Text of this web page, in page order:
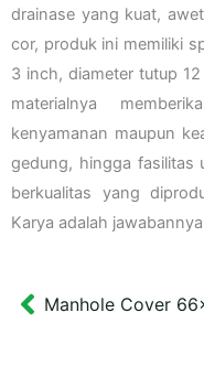
drainase yang kuat,
cor, produk ini memiliki
3 inch, diameter tutup
materialnya
kenyamanan maupun
gedung, hingga fasilitas
berkualitas yang
Karya adalah
Prev